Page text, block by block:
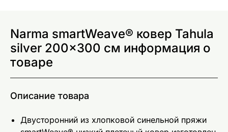
Narma smartWeave® ковер Tahula
silver 200x300 см информация о
товаре
Описание товара
Двусторонний из хлопковой синельной пряжи